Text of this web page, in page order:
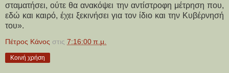
σταματήσει, ούτε θα ανακόψει την αντίστροφη μέτρηση που,
εδώ και καιρό, έχει ξεκινήσει για τoν ίδιο και την Κυβέρνησή
του».
Πέτρος Κάνος στις 7:16:00 π.μ.
Κοινή χρήση